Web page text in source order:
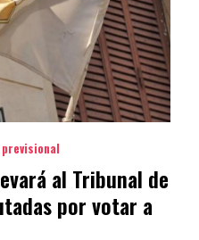
al Tribunal de
por votar a